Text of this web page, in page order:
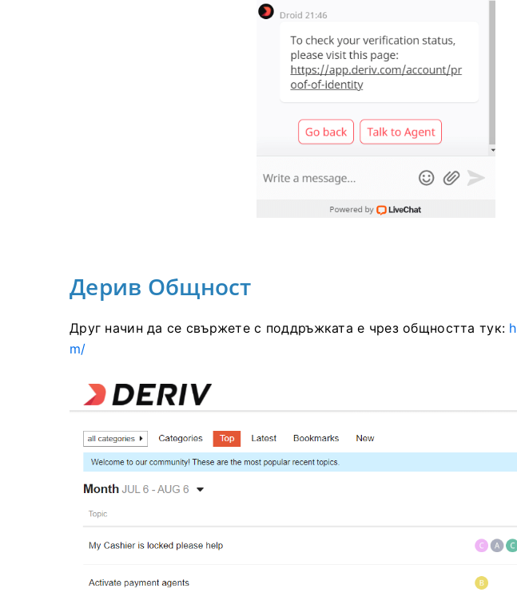
Дерив Общност
Друг начин да се свържете с поддръжката е чрез общността тук:
m/